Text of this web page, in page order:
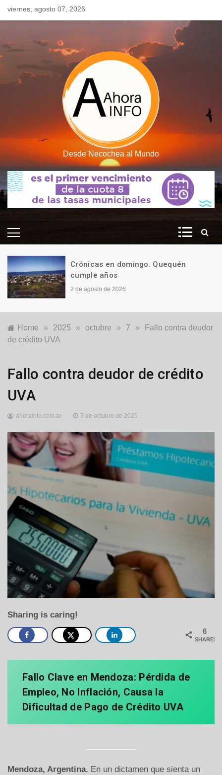
Skipviernes, agosto 07, 2026
Desde Necochea al Mundo
Crónicas en domingo. Quequén
cumple años
2 de agosto de 2026
Home » 2025 » octubre » 7 »
Fallo contra deudor
de crédito UVA
Economía
Justicia ,
Nacionales
Fallo contra deudor de crédito
UVA
ahorainfo.com.ar 7 de octubre de 2025
Sharing is caring!
6
SHARES
Fallo Clave en Mendoza: Pérdida de
Empleo, No Inflación, Causa la
Dificultad de Pago de Crédito UVA
Mendoza, Argentina. En un dictamen que sienta un